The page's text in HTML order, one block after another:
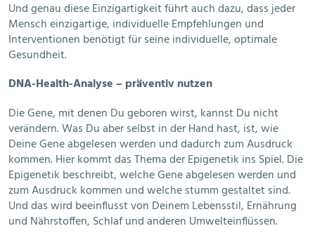
Und genau diese Einzigartigkeit führt auch dazu, dass jeder
Mensch einzigartige, individuelle Empfehlungen und
Interventionen benötigt für seine individuelle, optimale
Gesundheit.
DNA-Health-Analyse – präventiv nutzen
Die Gene, mit denen Du geboren wirst, kannst Du nicht
verändern. Was Du aber selbst in der Hand hast, ist, wie
Deine Gene abgelesen werden und dadurch zum Ausdruck
kommen. Hier kommt das Thema der Epigenetik ins Spiel. Die
Epigenetik beschreibt, welche Gene abgelesen werden und
zum Ausdruck kommen und welche stumm gestaltet sind.
Und das wird beeinflusst von Deinem Lebensstil, Ernährung
und Nährstoffen, Schlaf und anderen Umwelteinflüssen.